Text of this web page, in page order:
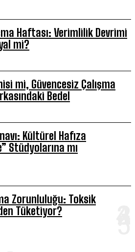
Haftası: Verimlilik Devrimi
mi?
mi, Güvencesiz Çalışma
Bedel
Kültürel Hafıza
Stüdyolarına mı
Zorunluluğu: Toksik
Tüketiyor?